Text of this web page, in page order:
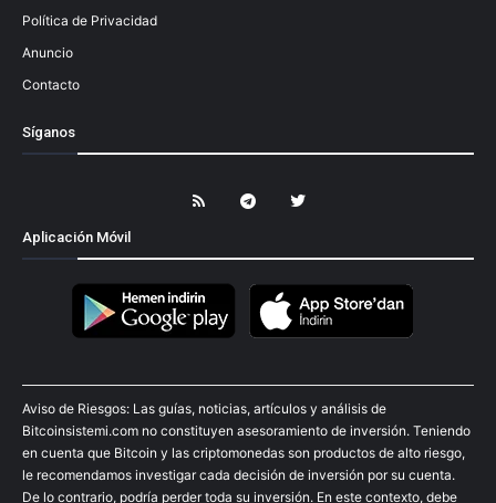
Política de Privacidad
Anuncio
Contacto
Síganos
Aplicación Móvil
Aviso de Riesgos: Las guías, noticias, artículos y análisis de
Bitcoinsistemi.com no constituyen asesoramiento de inversión. Teniendo
en cuenta que Bitcoin y las criptomonedas son productos de alto riesgo,
le recomendamos investigar cada decisión de inversión por su cuenta.
De lo contrario, podría perder toda su inversión. En este contexto, debe